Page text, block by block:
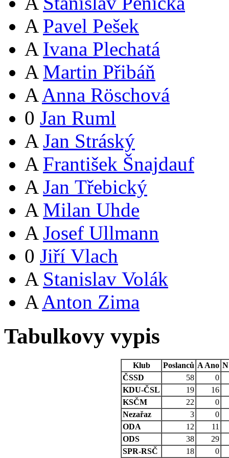
A Pavel Pešek
A Ivana Plechatá
A Martin Přibáň
A Anna Röschová
0 Jan Ruml
A Jan Stráský
A František Šnajdauf
A Jan Třebický
A Milan Uhde
A Josef Ullmann
0 Jiří Vlach
A Stanislav Volák
A Anton Zima
Tabulkovy vypis
Klub Poslanců A Ano N
ČSSD
58
0
KDU-ČSL
19
16
KSČM
22
0
Nezařaz
3
0
ODA
12
11
ODS
38
29
SPR-RSČ
18
0